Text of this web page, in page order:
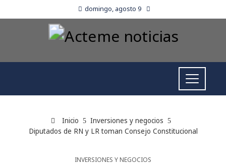
domingo, agosto 9
Inicio
Inversiones y negocios
Diputados de RN y LR toman Consejo Constitucional
INVERSIONES Y NEGOCIOS